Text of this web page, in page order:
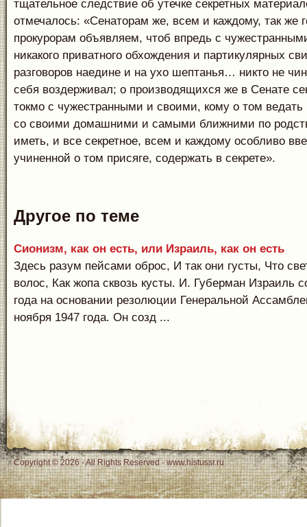
тщательное следствие об утечке секретных
отмечалось: «Сенаторам же, всем и каждому, так же
прокурорам объявляем, чтоб впредь с
никакого приватного обхождения и партикулярных
разговоров наедине и на ухо шептанья… никто не
себя воздерживал; о производящихся же в Сенате
токмо с чужестранными и своими, кому о том ведать
со своими домашними и самыми ближними по
иметь, и все секретное, всем и каждому особливо
учиненной о том присяге, содержать в секрете».
Другое по теме
Сионизм, как он есть, или Израиль, как он есть
Здесь разум пейсами оброс, И так они густы, Что
волос, Как жопа сквозь кусты. И. Губерман Израиль
года на основании резолюции Генеральной
ноября 1947 года. Он созд ...
Copyright © 2026 - All Rights Reserved - www.histussr.ru